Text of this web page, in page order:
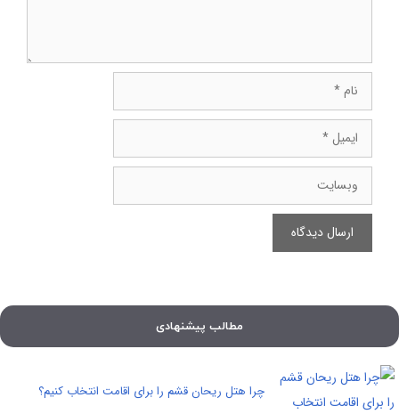
ایمیل
وبسایت
مطالب پیشنهادی
چرا هتل ریحان قشم را برای اقامت انتخاب کنیم؟